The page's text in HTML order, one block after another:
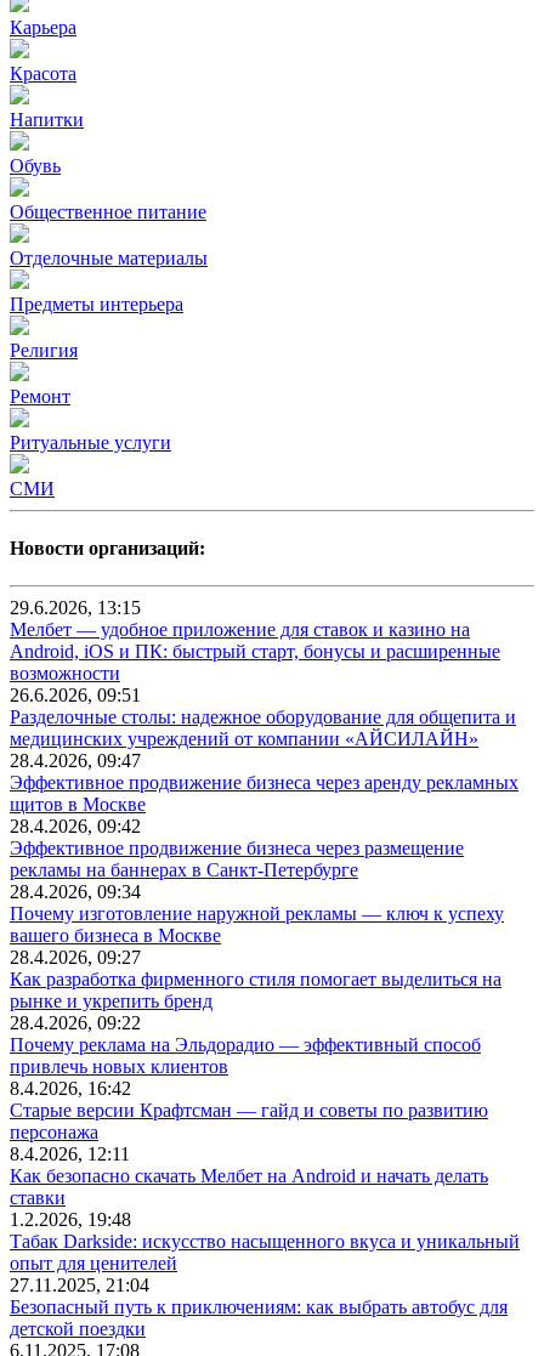
Карьера
Красота
Напитки
Обувь
Общественное питание
Отделочные материалы
Предметы интерьера
Религия
Ремонт
Ритуальные услуги
СМИ
Новости организаций:
29.6.2026, 13:15
Мелбет — удобное приложение для ставок и казино на
Android, iOS и ПК: быстрый старт, бонусы и расширенные
возможности
26.6.2026, 09:51
Разделочные столы: надежное оборудование для общепита и
медицинских учреждений от компании «АЙСИЛАЙН»
28.4.2026, 09:47
Эффективное продвижение бизнеса через аренду рекламных
щитов в Москве
28.4.2026, 09:42
Эффективное продвижение бизнеса через размещение
рекламы на баннерах в Санкт-Петербурге
28.4.2026, 09:34
Почему изготовление наружной рекламы — ключ к успеху
вашего бизнеса в Москве
28.4.2026, 09:27
Как разработка фирменного стиля помогает выделиться на
рынке и укрепить бренд
28.4.2026, 09:22
Почему реклама на Эльдорадио — эффективный способ
привлечь новых клиентов
8.4.2026, 16:42
Старые версии Крафтсман — гайд и советы по развитию
персонажа
8.4.2026, 12:11
Как безопасно скачать Мелбет на Android и начать делать
ставки
1.2.2026, 19:48
Табак Darkside: искусство насыщенного вкуса и уникальный
опыт для ценителей
27.11.2025, 21:04
Безопасный путь к приключениям: как выбрать автобус для
детской поездки
6.11.2025, 17:08